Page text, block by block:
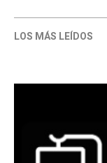
LOS MÁS LEÍDOS